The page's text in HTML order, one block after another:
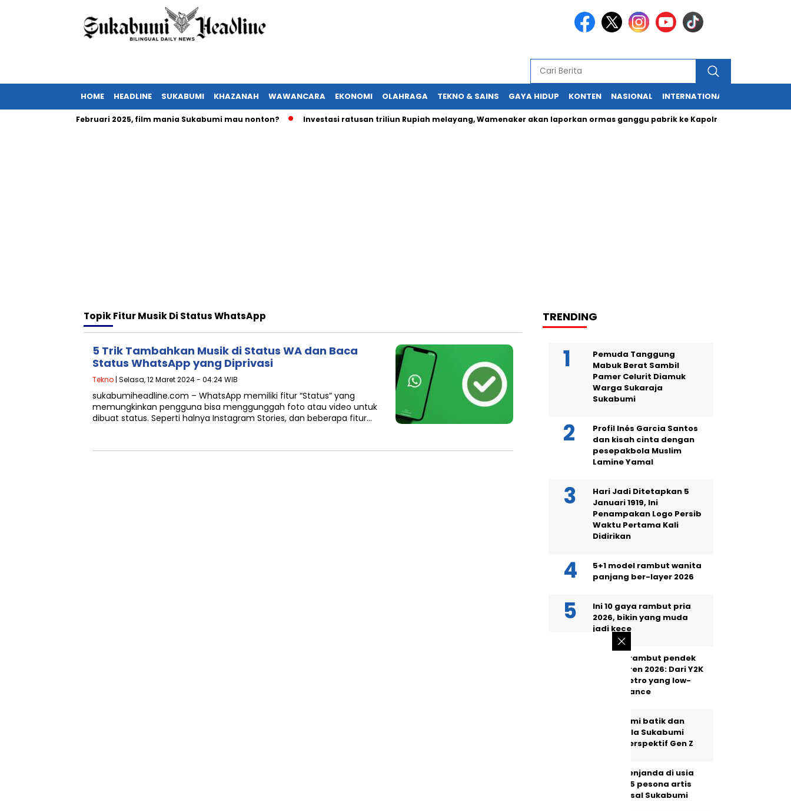
HOME HEADLINE SUKABUMI KHAZANAH WAWANCARA EKONOMI OLAHRAGA TEKNO & SAINS GAYA HIDUP KONTEN NASIONAL INTERNATIONAL
tayang Februari 2025, film mania Sukabumi mau nonton? Investasi ratusan triliun Rupiah melayang, Wamenaker akan laporkan ormas ganggu pabrik ke Kapolri
TopikFitur Musik Di Status WhatsApp
5 Trik Tambahkan Musik di Status WA dan Baca
Status WhatsApp yang Diprivasi
Tekno | Selasa, 12 Maret 2024 - 04:24 WIB
sukabumiheadline.com – WhatsApp memiliki fitur “Status” yang
memungkinkan pengguna bisa menggunggah foto atau video untuk
dibuat status. Seperti halnya Instagram Stories, dan beberapa fitur…
TRENDING
Pemuda Tanggung
Mabuk Berat Sambil
Pamer Celurit Diamuk
Warga Sukaraja
Sukabumi
Profil Inés Garcia Santos
dan kisah cinta dengan
pesepakbola Muslim
Lamine Yamal
Hari Jadi Ditetapkan 5
Januari 1919, Ini
Penampakan Logo Persib
Waktu Pertama Kali
Didirikan
5+1 model rambut wanita
panjang ber-layer 2026
Ini 10 gaya rambut pria
2026, bikin yang muda
jadi kece
5 model rambut pendek
wanita tren 2026: Dari Y2K
hingga retro yang low-
maintenance
Memahami batik dan
Lokatmala Sukabumi
dalam perspektif Gen Z
Masih menjanda di usia
40, intip 5 pesona artis
wanita asal Sukabumi